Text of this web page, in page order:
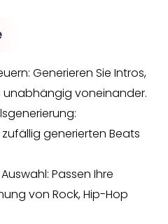
Generieren Sie Intros,
unabhängig voneinander.
generierten Beats
Passen Ihre
von Rock, Hip-Hop